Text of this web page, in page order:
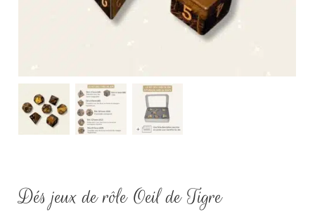
Dés jeux de rôle Oeil de Tigre